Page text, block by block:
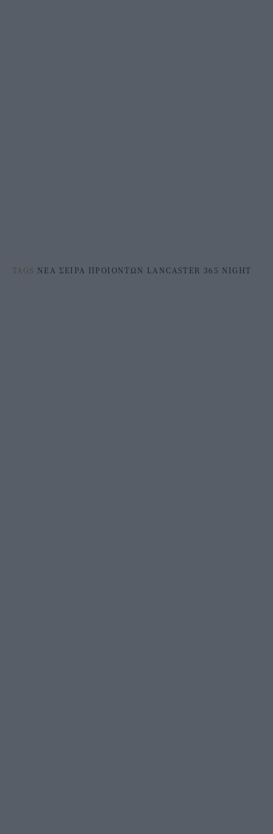
TAGS ΝΕΑ ΣΕΙΡΑ ΠΡΟΙΟΝΤΩΝ LANCASTER 365 NIGHT